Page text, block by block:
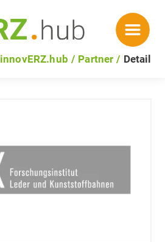
innovERZ.hub Partner Detail